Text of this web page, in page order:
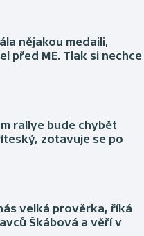
nějakou medaili,
před ME. Tlak si nechce
rallye bude chybět
zotavuje se po
velká prověrka, říká
Škábová a věří v